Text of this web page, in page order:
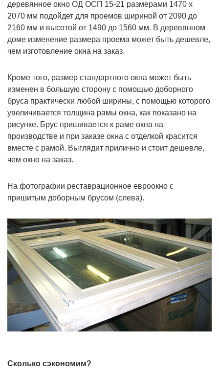
деревянное окно ОД ОСП 15-21 размерами 1470 х
2070 мм подойдет для проемов шириной от 2090 до
2160 мм и высотой от 1490 до 1560 мм. В деревянном
доме изменение размера проема может быть дешевле,
чем изготовление окна на заказ.
Кроме того, размер стандартного окна может быть
изменен в большую сторону с помощью доборного
бруса практически любой ширины, с помощью которого
увеличивается толщина рамы окна, как показано на
рисунке. Брус пришивается к раме окна на
производстве и при заказе окна с отделкой красится
вместе с рамой. Выглядит прилично и стоит дешевле,
чем окно на заказ.
На фотографии реставрационное евроокно с
пришитым доборным брусом (слева).
Сколько сэкономим?